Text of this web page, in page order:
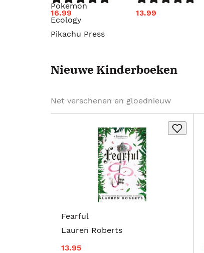
Pokemon
Ecology
Pikachu Press
16.99 13.99
Nieuwe Kinderboeken
Net verschenen en gloednieuw
Fearful
Lauren Roberts
13.95